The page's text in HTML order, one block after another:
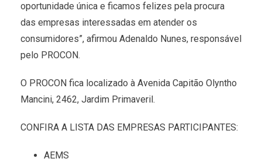
oportunidade única e ficamos felizes pela procura
das empresas interessadas em atender os
consumidores”, afirmou Adenaldo Nunes, responsável
pelo PROCON.
O PROCON fica localizado à Avenida Capitão Olyntho
Mancini, 2462, Jardim Primaveril.
CONFIRA A LISTA DAS EMPRESAS PARTICIPANTES:
AEMS